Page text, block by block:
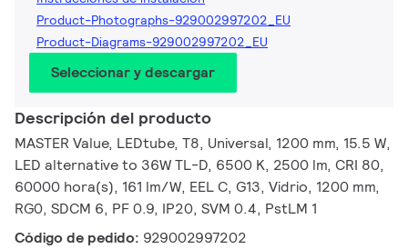
Product-Photographs-929002997202_EU
Product-Diagrams-929002997202_EU
Seleccionar y descargar
Descripción del producto
MASTER Value, LEDtube, T8, Universal, 1200 mm, 15.5 W,
LED alternative to 36W TL-D, 6500 K, 2500 lm, CRI 80,
60000 hora(s), 161 lm/W, EEL C, G13, Vidrio, 1200 mm,
RG0, SDCM 6, PF 0.9, IP20, SVM 0.4, PstLM 1
Código de pedido: 929002997202